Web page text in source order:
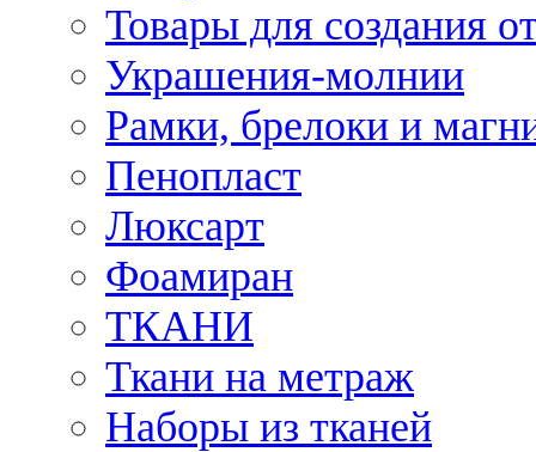
Товары для создания
Украшения-молнии
Рамки, брелоки и
Пенопласт
Люксарт
Фоамиран
ТКАНИ
Ткани на метраж
Наборы из тканей